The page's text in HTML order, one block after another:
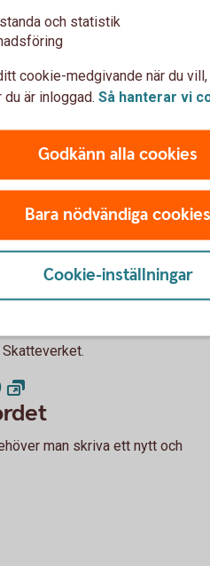
antingen innan, eller under,
av båda parter. Inga vittnen
egendom
ska vara "enskild egendom" och
man skriva ett nytt och
och statistik
cookie-medgivande när du
är inloggad. Så hanterar vi
Godkänn alla cookies
Bara nödvändiga cookies
Cookie-inställningar